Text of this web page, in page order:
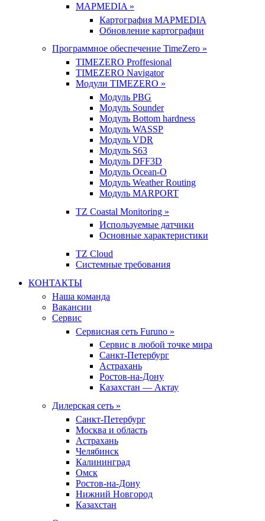
MAPMEDIA »
Картография MAPMEDIA
Обновление картографии
Программное обеспечение TimeZero »
TIMEZERO Proffesional
TIMEZERO Navigator
Модули TIMEZERO »
Модуль PBG
Модуль Sounder
Модуль Bottom hardness
Модуль WASSP
Модуль VDR
Модуль S63
Модуль DFF3D
Модуль Ocean-O
Модуль Weather Routing
Модуль MARPORT
TZ Coastal Monitoring »
Используемые датчики
Основные характеристики
TZ Cloud
Системные требования
КОНТАКТЫ
Наша команда
Вакансии
Сервис
Сервисная сеть Furuno »
Сервис в любой точке мира
Санкт-Петербург
Астрахань
Ростов-на-Дону
Казахстан — Актау
Дилерская сеть »
Санкт-Петербург
Москва и область
Астрахань
Челябинск
Калининград
Омск
Ростов-на-Дону
Нижний Новгород
Казахстан